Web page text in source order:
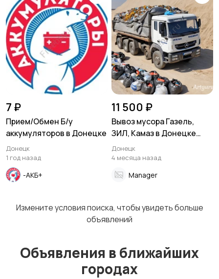
7 ₽
Прием/Обмен Б/у
аккумуляторов в Донецке
Донецк
1 год назад
-АКБ+
11 500 ₽
Вывоз мусора Газель,
ЗИЛ, Камаз в Донецке
Макеевке ДНР
Донецк
4 месяца назад
Manager
Измените условия поиска, чтобы увидеть больше
объявлений
Объявления в ближайших
городах